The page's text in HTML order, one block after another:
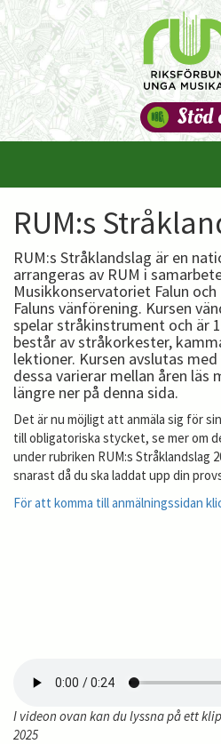
Stöd
RUM:s
RUM:s Stråklandslag är en
arrangeras av RUM i
Musikkonservatoriet Falun
Faluns vänförening. Kursen
spelar stråkinstrument och är
består av stråkorkester,
lektioner. Kursen avslutas
dessa varierar mellan åren
längre ner på denna sida.
Det är nu möjligt att anmäla sig för
till obligatoriska stycket, se mer om
under rubriken RUM:s Stråklandslag
snarast då du ska laddat upp din
För att komma till anmälningssidan
I videon ovan kan du lyssna på ett
2025